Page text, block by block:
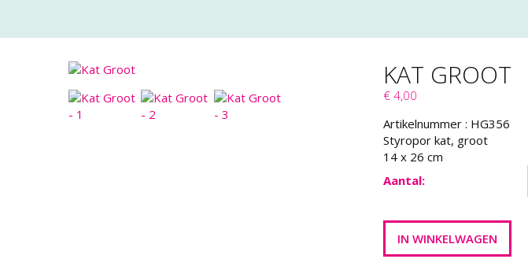
KAT GROOT
€ 4,00
Artikelnummer : HG356
Styropor kat, groot
14 x 26 cm
Aantal: